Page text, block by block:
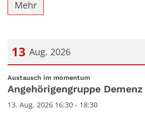
Mehr
13 Aug. 2026
Datum: 13. August 2026
Austausch im momentum:
Angehörigengruppe Demenz
13. Aug. 2026 16:30 - 18:30